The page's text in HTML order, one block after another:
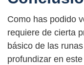
Como has podido
requiere de cierta
básico de las
profundizar en